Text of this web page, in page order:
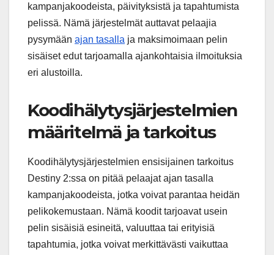
kampanjakoodeista, päivityksistä ja tapahtumista
pelissä. Nämä järjestelmät auttavat pelaajia
pysymään ajan tasalla ja maksimoimaan pelin
sisäiset edut tarjoamalla ajankohtaisia ilmoituksia
eri alustoilla.
Koodihälytysjärjestelmien
määritelmä ja tarkoitus
Koodihälytysjärjestelmien ensisijainen tarkoitus
Destiny 2:ssa on pitää pelaajat ajan tasalla
kampanjakoodeista, jotka voivat parantaa heidän
pelikokemustaan. Nämä koodit tarjoavat usein
pelin sisäisiä esineitä, valuuttaa tai erityisiä
tapahtumia, jotka voivat merkittävästi vaikuttaa